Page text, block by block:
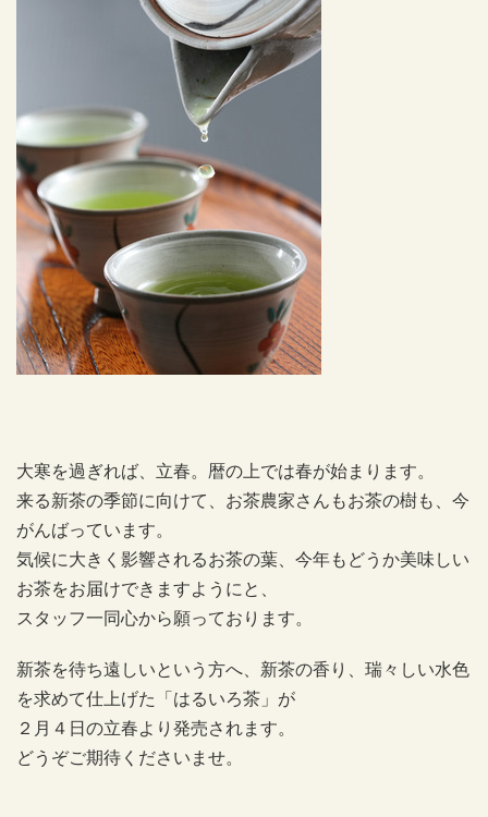
大寒を過ぎれば、立春。暦の上では春が始まります。
来る新茶の季節に向けて、お茶農家さんもお茶の樹も、今
がんばっています。
気候に大きく影響されるお茶の葉、今年もどうか美味しい
お茶をお届けできますようにと、
スタッフ一同心から願っております。
新茶を待ち遠しいという方へ、新茶の香り、瑞々しい水色
を求めて仕上げた「はるいろ茶」が
２月４日の立春より発売されます。
どうぞご期待くださいませ。